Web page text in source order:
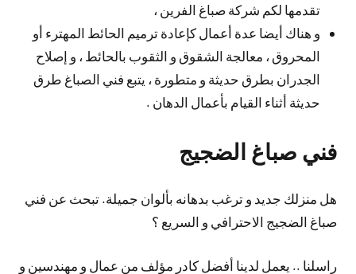
تقدمها لكم شركة صباغ الفرين ،
و هناك أيضا عدة أعمال كإعادة ترميم الحائط المهترء أو
المحروق ، معالجة الشقوق و الثقوب بالحائط ، و إصلاح
الجدران بطرق حديثة و متطورة ، يتبع فني الصباغ طرق
حديثة أثناء القيام بأعمال الدهان .
فني صباغ الضجيج
هل منزلك جديد و ترغب بدهانه بألوان جميلة. تبحث عن فني
صباغ الضجيج الاحترافي و السريع ؟
راسلنا .. يعمل لدينا أفضل كادر مؤلف من عمال و مهندسين و